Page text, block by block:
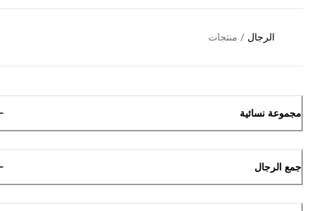
الرجال / منتجات
مجموعة نسائية
جمع الرجال